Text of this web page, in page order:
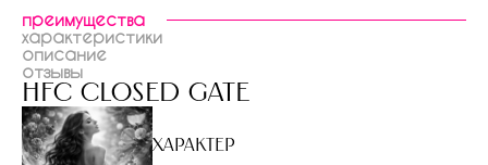
преимущества
характеристики
описание
отзывы
hfc closed gate
Характер